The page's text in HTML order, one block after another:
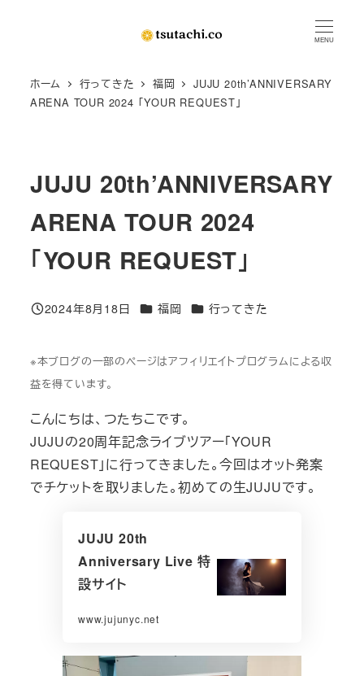
MENU
ホーム 行ってきた 福岡
JUJU 20th’ANNIVERSARY
ARENA TOUR 2024 「YOUR REQUEST」
JUJU 20th’ANNIVERSARY
ARENA TOUR 2024
「YOUR REQUEST」
投稿日
2024年8月18日 カテゴリー
福岡 カテゴリー
行ってきた
※本ブログの一部のページはアフィリエイトプログラムによる収
益を得ています。
こんにちは、つたちこです。
JUJUの20周年記念ライブツアー「YOUR
REQUEST」に行ってきました。今回はオット発案
でチケットを取りました。初めての生JUJUです。
JUJU 20th
Anniversary Live 特
設サイト
www.jujunyc.net